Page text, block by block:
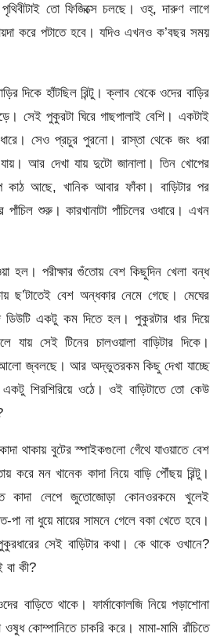
পৃথিবীটাই তো ফিজিক্সে চলছে। ওহ্‌, দারুণ লাগে
করে পটাতে হবে। যদিও এখনও ক’বছর সময়
দিকে হাঁটছিল রিন্টু। ক্লাব থেকে ওদের বাড়ির
সেই পুকুরটা ঘিরে গাছপালাই বেশি। একটাই
সেও প্রচুর পুরনো। রাস্তা থেকে জং ধরা
যায়। আর দেখা যায় দুটো জানালা। তিন খোপের
কাঠ আছে, খানিক আবার ফাঁকা। বাড়িটার পর
পাঁচিল শুরু। কারখানাটা পাঁচিলের ওধারে। এখন
হল। পরীক্ষার গুঁতোয় বেশ কিছুদিন খেলা বন্ধ
ছ’টাতেই বেশ অন্ধকার নেমে গেছে। মেঘের
ডিউটি একটু কম দিতে হল। পুকুরটার ধার দিয়ে
যায় সেই টিনের চালওয়ালা বাড়িটার দিকে।
আলো জ্বলছে। আর অদ্ভুতরকম কিছু দেখা যাচ্ছে
শিরশিরিয়ে ওঠে। ওই বাড়িটাতে তো কেউ
থাকায় বুটের স্পাইকগুলো গেঁথে যাওয়াতে বেশ
মন খানেক কাদা নিয়ে বাড়ি পৌঁছয় রিন্টু।
কাদা লেপে জুতোজোড়া কোনওরকমে খুলেই
পা না ধুয়ে মায়ের সামনে গেলে বকা খেতে হবে।
সেই বাড়িটার কথা। কে থাকে ওখানে?
কী?
বাড়িতে থাকে। ফার্মাকোলজি নিয়ে পড়াশোনা
কোম্পানিতে চাকরি করে। মামা-মামি রাঁচিতে